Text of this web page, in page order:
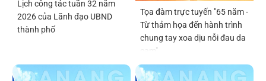
Lịch công tác tuần 32 năm
2026 của Lãnh đạo UBND
thành phố
Tọa đàm trực tuyến "65 năm -
Từ thảm họa đến hành trình
chung tay xoa dịu nỗi đau da
cam"